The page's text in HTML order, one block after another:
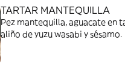
TARTAR MANTEQUILLA
Pez mantequilla, aguacate en
aliño de yuzu wasabi y sésamo.